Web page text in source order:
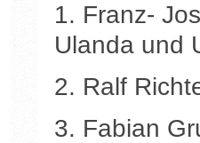
1. Franz-
Ulanda und
2. Ralf
3. Fabian